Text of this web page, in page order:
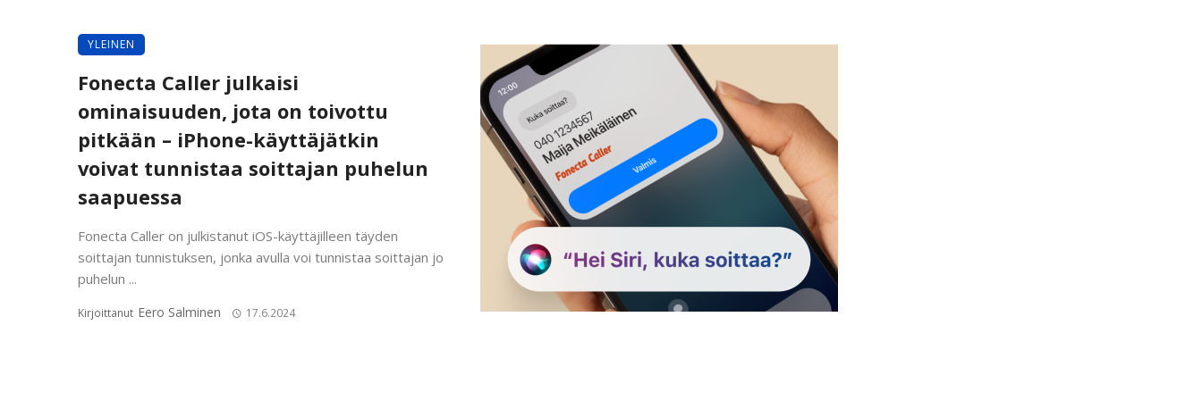
YLEINEN
Fonecta Caller julkaisi
ominaisuuden, jota on toivottu
pitkään – iPhone-käyttäjätkin
voivat tunnistaa soittajan puhelun
saapuessa
Fonecta Caller on julkistanut iOS-käyttäjilleen täyden
soittajan tunnistuksen, jonka avulla voi tunnistaa soittajan jo
puhelun ...
Kirjoittanut Eero Salminen 17.6.2024